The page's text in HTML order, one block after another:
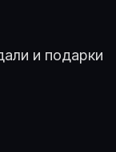
и подарки